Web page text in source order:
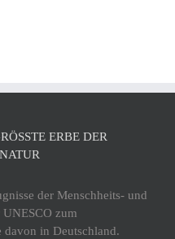
ERBE DER M
der Menschheits- und
zum
in Deutschland.